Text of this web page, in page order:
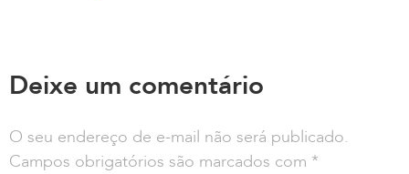
Deixe um comentário
O seu endereço de e-mail não será publicado.
Campos obrigatórios são marcados com *